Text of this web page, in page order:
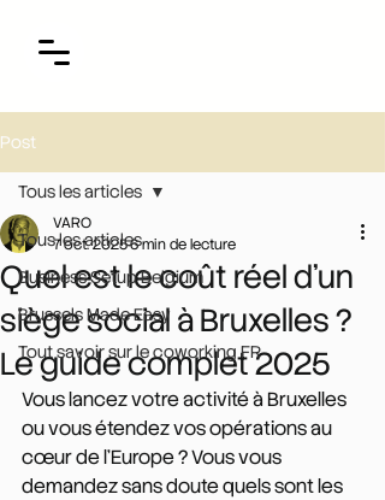
Post
Tous les articles
Business Setup Belgium
Brussels Made Easy
Tout savoir sur le coworking FR
Tous les articles
Quel est le coût réel d'un
siège social à Bruxelles ?
Le guide complet 2025
VARO
7 oct. 20256 min de lecture
Vous lancez votre activité à Bruxelles
ou vous étendez vos opérations au
cœur de l'Europe ? Vous vous
demandez sans doute quels sont les